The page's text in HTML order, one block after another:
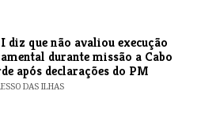
diz que não avaliou execução
durante missão a Cabo
após declarações do PM
DAS ILHAS